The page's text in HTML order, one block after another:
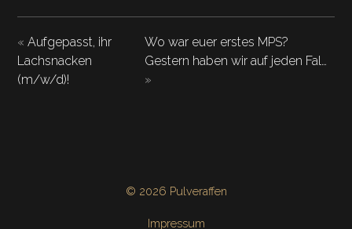
Buckteeths
Lebensweisheiten
«Aufgepasst, ihr
Lachsnacken
(m/w/d)!
Wo war euer erstes MPS?
Gestern haben wir auf jeden Fal…
»
© 2026 Pulveraffen
Impressum